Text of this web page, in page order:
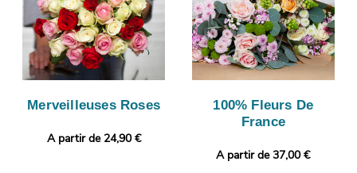
Merveilleuses Roses
A partir de 24,90 €
100% Fleurs De
France
A partir de 37,00 €